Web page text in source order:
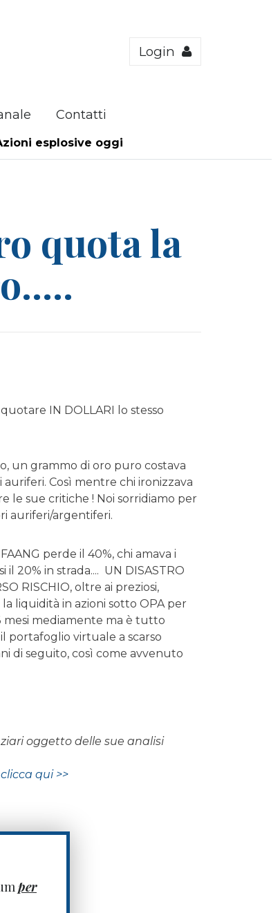
Login
Contatti
esplosive oggi
quota la
IN DOLLARI lo stesso
un grammo di oro puro costava
Così mentre chi ironizzava
le sue critiche ! Noi sorridiamo per
auriferi/argentiferi.
perde il 40%, chi amava i
20% in strada.... UN DISASTRO
RISCHIO, oltre ai preziosi,
liquidità in azioni sotto OPA per
mesi mediamente ma è tutto
portafoglio virtuale a scarso
di seguito, così come avvenuto
oggetto delle sue analisi
clicca qui >>
per